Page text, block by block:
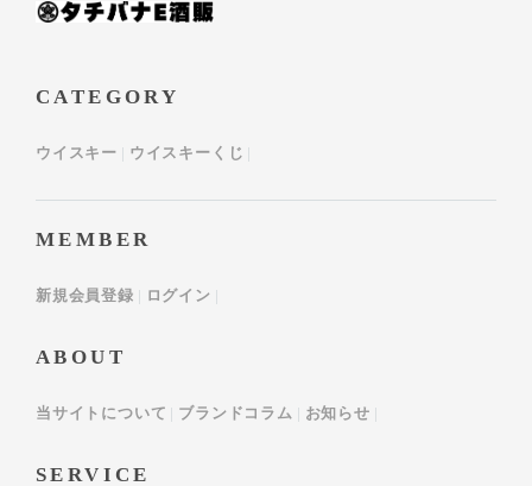
CATEGORY
ウイスキー ウイスキーくじ
MEMBER
新規会員登録 ログイン
ABOUT
当サイトについて ブランドコラム お知らせ
SERVICE